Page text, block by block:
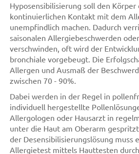
Hyposensibilisierung soll den Körper
kontinuierlichen Kontakt mit dem
unempfindlich machen. Dadurch
saisonalen Allergiebeschwerden
verschwinden, oft wird der
bronchiale vorgebeugt. Die
Allergen und Ausmaß der
zwischen 70 - 90%.
Dabei werden in der Regel in
individuell hergestellte
Allergologen oder Hausarzt in
unter die Haut am Oberarm
der Desensibilisierungslösung muss
Allergietest mittels Hauttesten